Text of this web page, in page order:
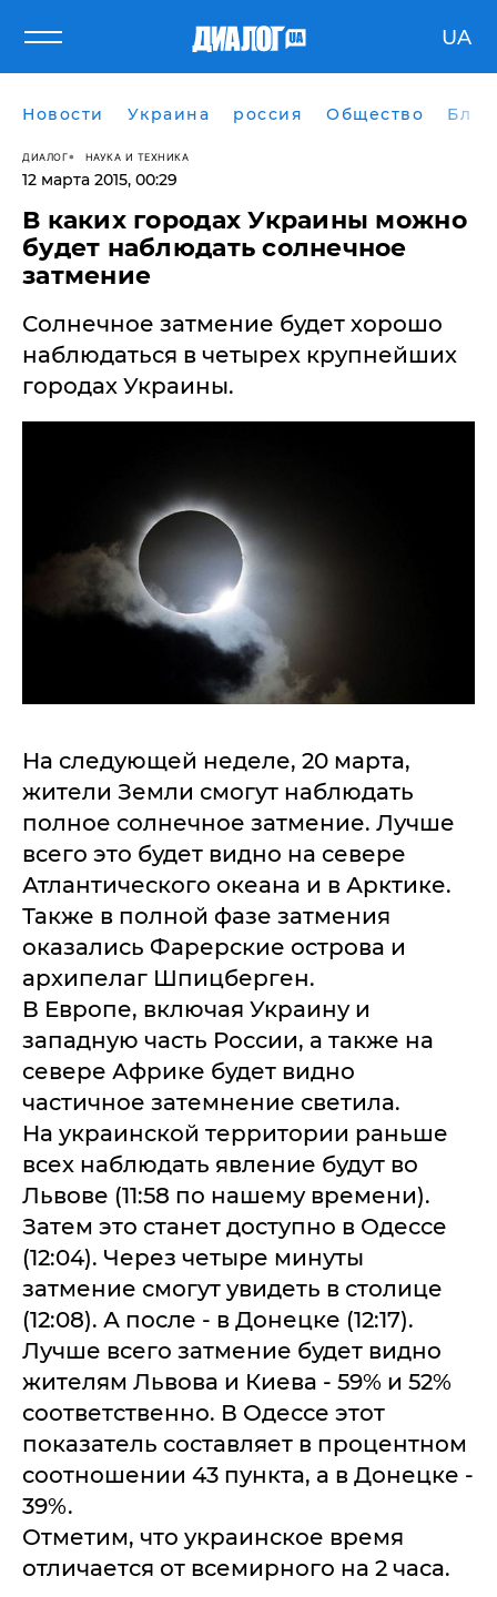
UA
Новости Украина россия Общество
ДИАЛОГ НАУКА И ТЕХНИКА
12 марта 2015, 00:29
В каких городах Украины можно
будет наблюдать солнечное
затмение
Солнечное затмение будет хорошо
наблюдаться в четырех крупнейших
городах Украины.
На следующей неделе, 20 марта,
жители Земли смогут наблюдать
полное солнечное затмение. Лучше
всего это будет видно на севере
Атлантического океана и в Арктике.
Также в полной фазе затмения
оказались Фарерские острова и
архипелаг Шпицберген.
В Европе, включая Украину и
западную часть России, а также на
севере Африке будет видно
частичное затемнение светила.
На украинской территории раньше
всех наблюдать явление будут во
Львове (11:58 по нашему времени).
Затем это станет доступно в Одессе
(12:04). Через четыре минуты
затмение смогут увидеть в столице
(12:08). А после - в Донецке (12:17).
Лучше всего затмение будет видно
жителям Львова и Киева - 59% и 52%
соответственно. В Одессе этот
показатель составляет в процентном
соотношении 43 пункта, а в Донецке -
39%.
Отметим, что украинское время
отличается от всемирного на 2 часа.